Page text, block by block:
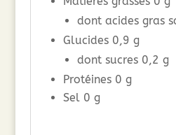
dont acides gras
Glucides 0,9 g
dont sucres 0,2 g
Protéines 0 g
Sel 0 g